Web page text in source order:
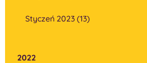
Styczeń 2023 (13)
2022